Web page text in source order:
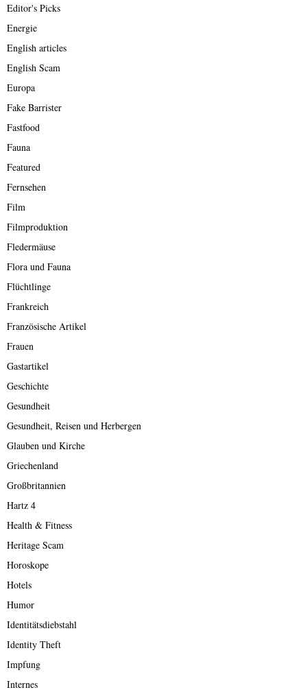
Editor's Picks
Energie
English articles
English Scam
Europa
Fake Barrister
Fastfood
Fauna
Featured
Fernsehen
Film
Filmproduktion
Fledermäuse
Flora und Fauna
Flüchtlinge
Frankreich
Französische Artikel
Frauen
Gastartikel
Geschichte
Gesundheit
Gesundheit, Reisen und Herbergen
Glauben und Kirche
Griechenland
Großbritannien
Hartz 4
Health & Fitness
Heritage Scam
Horoskope
Hotels
Humor
Identitätsdiebstahl
Identity Theft
Impfung
Internes